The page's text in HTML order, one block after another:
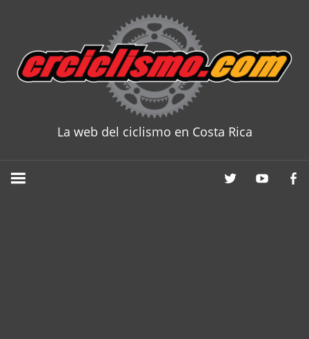
content
La web del ciclismo en Costa Rica